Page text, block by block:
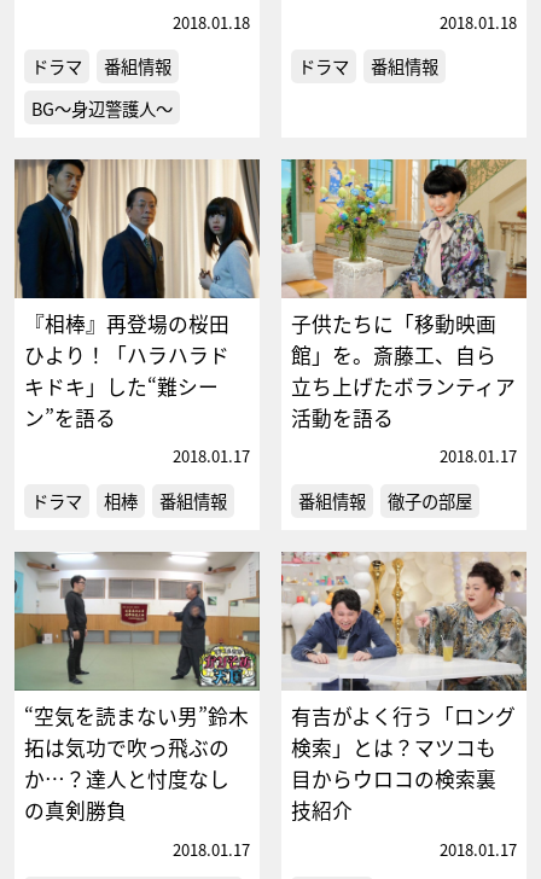
2018.01.18
ドラマ
番組情報
BG～身辺警護人～
2018.01.18
ドラマ 番組情報
『相棒』再登場の桜田
ひより！「ハラハラド
キドキ」した“難シー
ン”を語る
2018.01.17
ドラマ 相棒 番組情報
子供たちに「移動映画
館」を。斎藤工、自ら
立ち上げたボランティア
活動を語る
2018.01.17
番組情報 徹子の部屋
“空気を読まない男”鈴木
拓は気功で吹っ飛ぶの
か…？達人と忖度なし
の真剣勝負
2018.01.17
有吉がよく行う「ロング
検索」とは？マツコも
目からウロコの検索裏
技紹介
2018.01.17